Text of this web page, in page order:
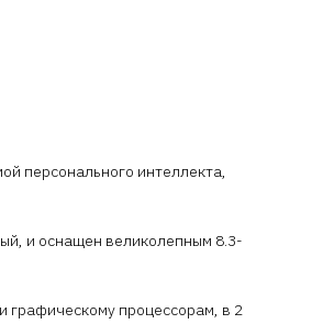
персонального интеллекта,
и оснащен великолепным 8.3-
графическому процессорам, в 2